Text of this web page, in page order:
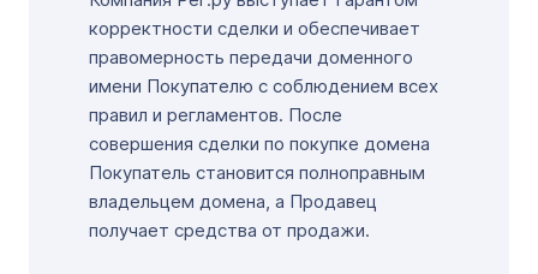
корректности сделки и обеспечивает
правомерность передачи доменного
имени Покупателю с соблюдением всех
правил и регламентов. После
совершения сделки по покупке домена
Покупатель становится полноправным
владельцем домена, а Продавец
получает средства от продажи.